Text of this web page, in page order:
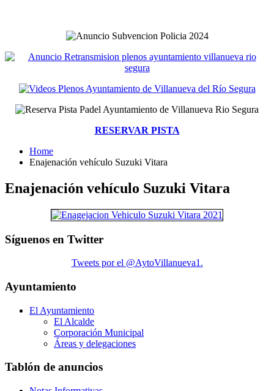
RESERVAR PISTA
Home
Enajenación vehículo Suzuki Vitara
Enajenación vehículo Suzuki Vitara
Síguenos en Twitter
Tweets por el @AytoVillanueva1.
Ayuntamiento
El Ayuntamiento
El Alcalde
Corporación Municipal
Áreas y delegaciones
Tablón de anuncios